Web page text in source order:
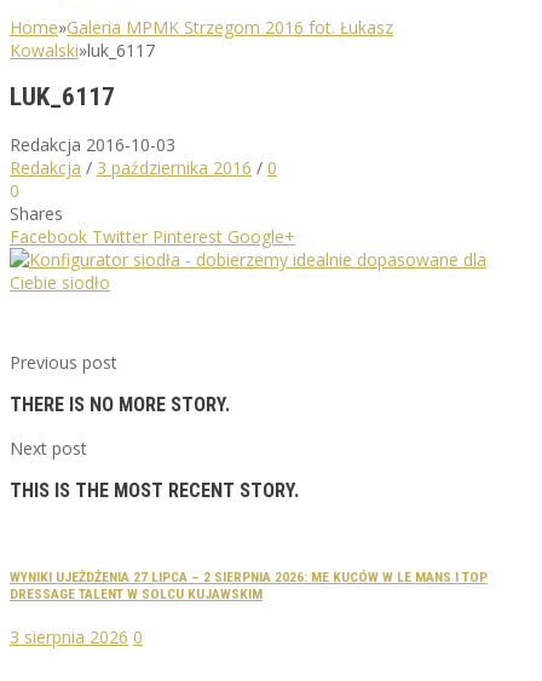
Home»Galeria MPMK Strzegom 2016 fot. Łukasz
Kowalski»luk_6117
LUK_6117
Redakcja 2016-10-03
Redakcja / 3 października 2016 / 0
0
Shares
Facebook Twitter Pinterest Google+
Previous post
THERE IS NO MORE STORY.
Next post
THIS IS THE MOST RECENT STORY.
WYNIKI UJEŻDŻENIA 27 LIPCA – 2 SIERPNIA 2026: ME KUCÓW W LE MANS I TOP
DRESSAGE TALENT W SOLCU KUJAWSKIM
3 sierpnia 2026 0